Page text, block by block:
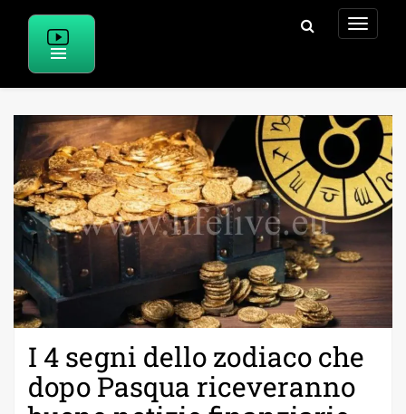
I 4 segni dello zodiaco che
dopo Pasqua riceveranno